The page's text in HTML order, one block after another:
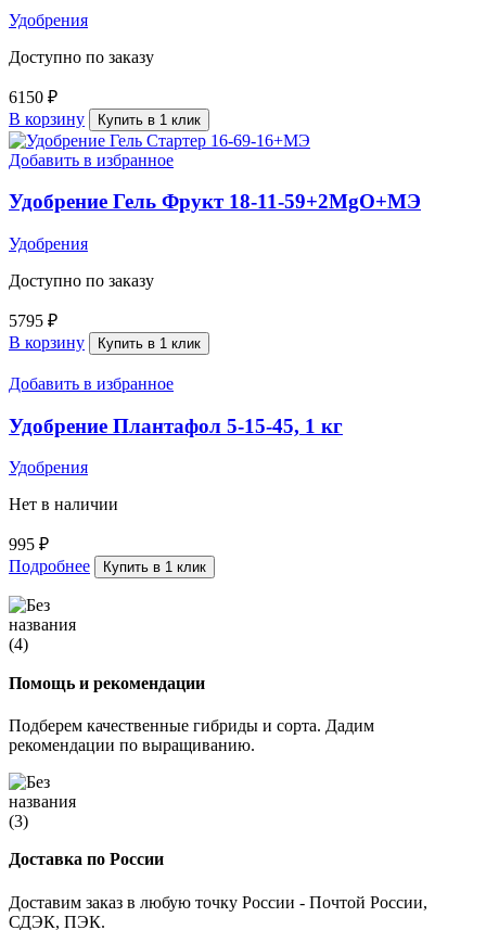
Удобрения
Доступно по заказу
6150 ₽
В корзину
Купить в 1 клик
Добавить в избранное
Удобрение Гель Фрукт 18-11-59+2MgO+МЭ
Удобрения
Доступно по заказу
5795 ₽
В корзину
Купить в 1 клик
Добавить в избранное
Удобрение Плантафол 5-15-45, 1 кг
Удобрения
Нет в наличии
995 ₽
Подробнее
Купить в 1 клик
Помощь и рекомендации
Подберем качественные гибриды и сорта. Дадим
рекомендации по выращиванию.
Доставка по России
Доставим заказ в любую точку России - Почтой России,
СДЭК, ПЭК.